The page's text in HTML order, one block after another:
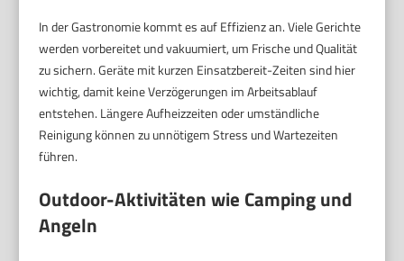
In der Gastronomie kommt es auf Effizienz an. Viele Gerichte
werden vorbereitet und vakuumiert, um Frische und Qualität
zu sichern. Geräte mit kurzen Einsatzbereit-Zeiten sind hier
wichtig, damit keine Verzögerungen im Arbeitsablauf
entstehen. Längere Aufheizzeiten oder umständliche
Reinigung können zu unnötigem Stress und Wartezeiten
führen.
Outdoor-Aktivitäten wie Camping und
Angeln